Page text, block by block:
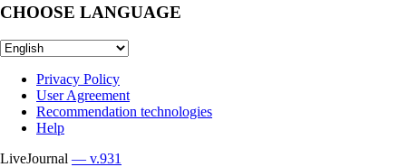
CHOOSE LANGUAGE
Privacy Policy
User Agreement
Recommendation technologies
Help
LiveJournal — v.931